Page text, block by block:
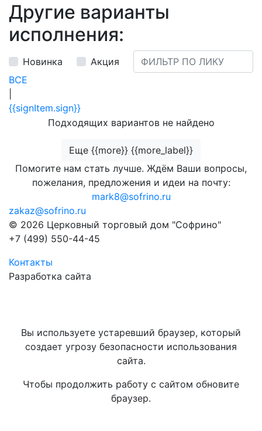
Другие варианты
исполнения:
Новинка
Акция
ВСЕ
{{signItem.sign}}
Подходящих вариантов не найдено
Еще {{more}} {{more_label}}
Помогите нам стать лучше. Ждём Ваши вопросы,
пожелания, предложения и идеи на почту:
mark8@sofrino.ru
zakaz@sofrino.ru
© 2026 Церковный торговый дом "Софрино"
+7 (499) 550-44-45
Контакты
Разработка сайта
Вы используете устаревший браузер, который
создает угрозу безопасности использования
сайта.
Чтобы продолжить работу с сайтом обновите
браузер.